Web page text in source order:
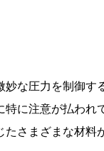
な圧力を制御す
に注意が払わ
さまざまな材